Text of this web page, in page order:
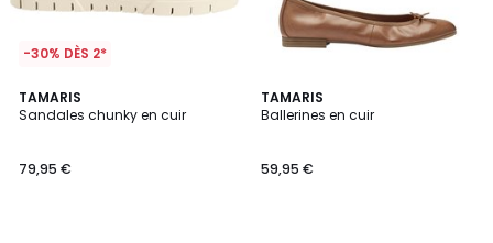
-30% DÈS 2*
TAMARIS
Sandales chunky en cuir
79,95 €
TAMARIS
Ballerines en cuir
59,95 €
4,6
/ 5
2
Couleurs